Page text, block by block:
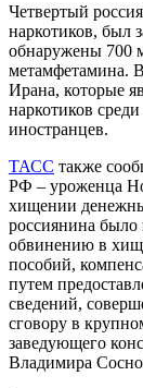
Четвертый
наркотиков, был
обнаружены 700
метамфетамина.
Ирана, которые
наркотиков
иностранцев.
ТАСС также
РФ – уроженца
хищении
россиянина было
обвинению в
пособий,
путем
сведений,
сговору в
заведующего
Владимира